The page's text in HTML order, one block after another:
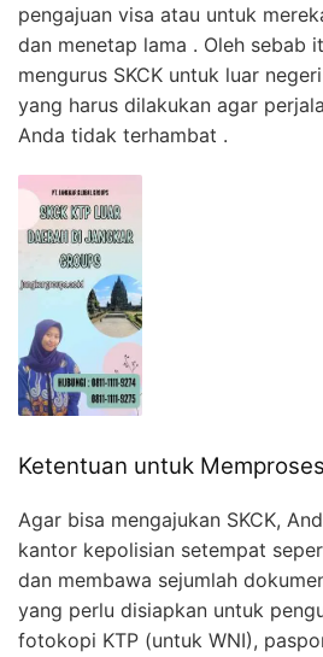
pengajuan visa atau untuk
dan menetap lama . Oleh sebab
mengurus SKCK untuk luar
yang harus dilakukan agar
Anda tidak terhambat .
Ketentuan untuk
Agar bisa mengajukan SKCK,
kantor kepolisian setempat
dan membawa sejumlah
yang perlu disiapkan untuk
fotokopi KTP (untuk WNI),